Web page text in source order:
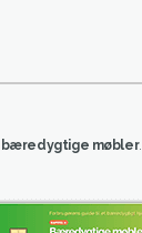
bæredygtige møbler.